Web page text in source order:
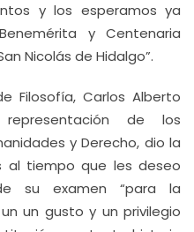
y los esperamos ya
y Centenaria
Nicolás de Hidalgo”.
Filosofía, Carlos Alberto
de los
y Derecho, dio la
al tiempo que les deseo
su examen “para la
un gusto y un privilegio